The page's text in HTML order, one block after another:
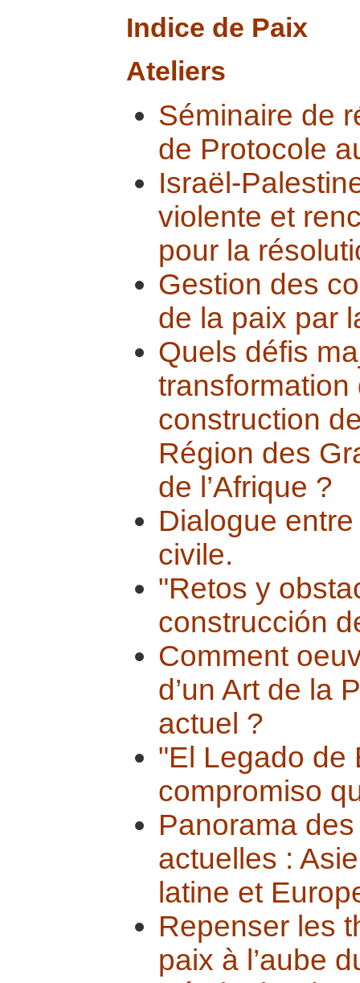
Indice de Paix
Ateliers
Séminaire de
de Protocole
Israël-
violente et
pour la
Gestion des
de la paix par
Quels défis
transformation
construction
Région des
de l’Afrique ?
Dialogue
civile.
"Retos y
construcción
Comment
d’un Art de la
actuel ?
"El Legado de
compromiso
Panorama
actuelles :
latine et
Repenser les
paix à l’aube